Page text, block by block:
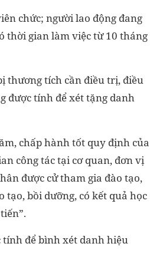
chức; người lao động đang
thời gian làm việc từ 10 tháng
thương tích cần điều trị, điều
được tính để xét tặng danh
chấp hành tốt quy định của
công tác tại cơ quan, đơn vị
được cử tham gia đào tạo,
bồi dưỡng, có kết quả học
để bình xét danh hiệu